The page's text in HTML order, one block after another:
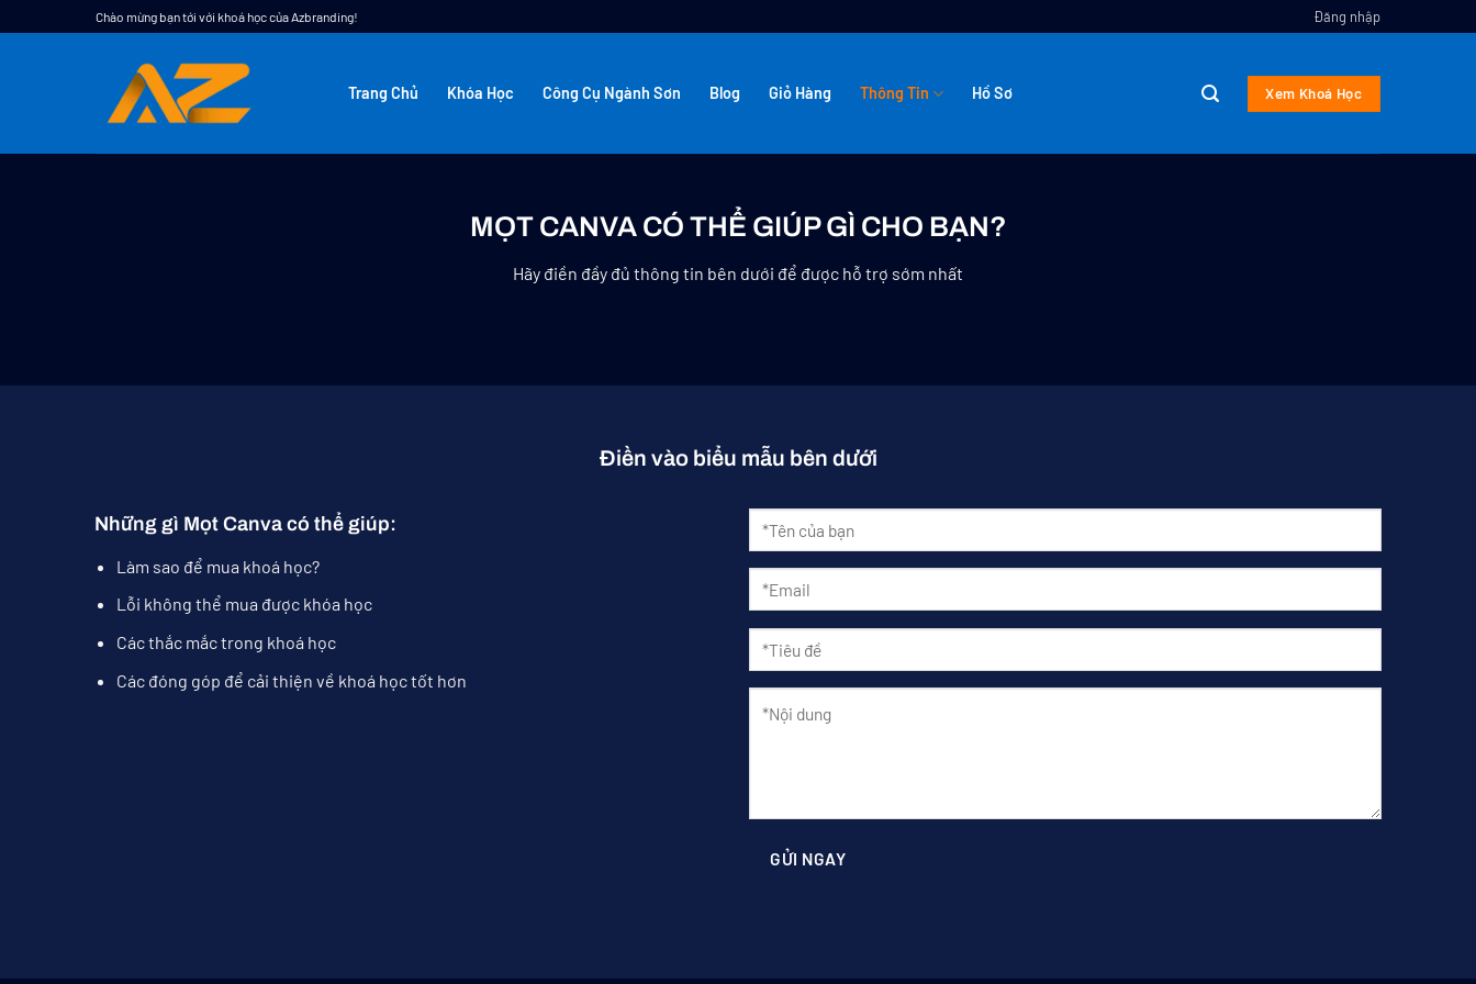
qua
Chào mừng bạn tới với khoá học của Azbranding! Đăng nhập
Trang Chủ Khóa Học Công Cụ Ngành Sơn Blog Giỏ Hàng Thông Tin Hồ Sơ Xem Khoá Học
MỌT CANVA CÓ THỂ GIÚP GÌ CHO BẠN?
Hãy điền đầy đủ thông tin bên dưới để được hỗ trợ sớm nhất
Điền vào biểu mẫu bên dưới
Những gì Mọt Canva có thể giúp:
Làm sao để mua khoá học?
Lỗi không thể mua được khóa học
Các thắc mắc trong khoá học
Các đóng góp để cải thiện về khoá học tốt hơn